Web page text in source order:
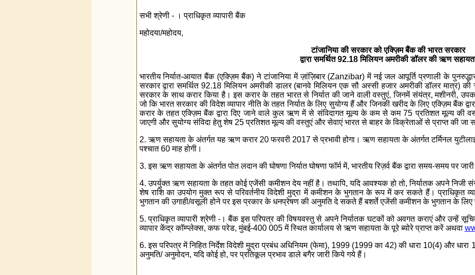
सभी श्रेणी - । प्राधिकृत व्यापारी बैंक
महोदया/महोदय,
टांजानिया की सरकार को एक्ज़िम बैंक की भारत सरकार
द्वारा समर्थित 92.18 मिलियन अमरीकी डॉलर की ऋण
भारतीय निर्यात-आयात बैंक (एक्ज़िम बैंक) ने टांजानिया में ज़ांज़िबार (Zanzibar) में नई जल आपूर्ति प्रणाली के
सरकार द्वारा समर्थित 92.18 मिलियन अमरीकी डालर (बानवे मिलियन एक सौ अस्सी हजार अमरीकी डॉलर मात्र)
सरकार के साथ करार किया है। इस करार के तहत भारत से निर्यात की जाने वाली वस्तुएं, जिनमें संयंत्र, मशीनरी,
जो कि भारत सरकार की विदेश व्यापार नीति के तहत निर्यात के लिए सुयोग्य हैं और जिनकी खरीद के लिए एक्ज़िम बैंक
करार के तहत एक्ज़िम बैंक द्वारा दिए जाने वाले कुल ऋण में से संविदागत मूल्य के कम से कम 75 प्रतिशत मूल्य की
जाएगी और सुयोग्य संविदा हेतु शेष 25 प्रतिशत मूल्य की वस्तुएं और सेवाएं भारत से बाहर के विक्रेताओं से प्राप्त की जा
2. ऋण सहायता के अंतर्गत यह ऋण करार 20 फरवरी 2017 से प्रभावी होगा। ऋण सहायता के अंतर्गत टर्मिनल
पश्चात 60 माह होगी।
3. इस ऋण सहायता के अंतर्गत पोत लदान की घोषणा निर्यात घोषणा फॉर्म में, भारतीय रिज़र्व बैंक द्वारा समय-समय पर
4. उपर्युक्त ऋण सहायता के तहत कोई एजेंसी कमीशन देय नहीं है। तथापि, यदि आवश्यक हो तो, निर्यातक अपने निजी
शेष राशि का उपयोग मुक्त रूप से परिवर्तनीय विदेशी मुद्रा में कमीशन के भुगतान के रूप में कर सकते हैं। प्राधिकृत
भुगतान की उगाही/वसूली होने पर इस प्रकार के धनप्रेषण की अनुमति दे सकते हैं बशर्ते एजेंसी कमीशन के भुगतान के
5. प्राधिकृत व्यापारी श्रेणी -। बैंक इस परिपत्र की विषयवस्तु से अपने निर्यातक घटकों को अवगत कराएं और उन्हें
व्यापार केंद्र कॉम्प्लेक्स, कफ परेड, मुंबई-400 005 में स्थित कार्यालय से ऋण सहायता के पूरे ब्योरे प्राप्त करें अथवा
6. इस परिपत्र में निहित निर्देश विदेशी मुद्रा प्रबंध अधिनियम (फेमा), 1999 (1999 का 42) की धारा 10(4) और
अनुमति/ अनुमोदन, यदि कोई हो, पर प्रतिकूल प्रभाव डाले बगैर जारी किये गये हैं।